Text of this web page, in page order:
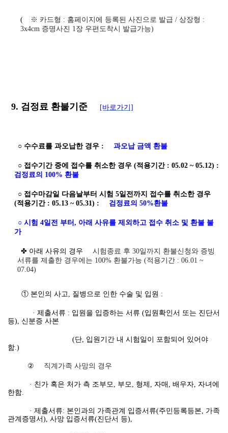
( ※ 카드형 : 홈페이지에 등록된 사진으로 발급/상장형 :
3x4cm 증명사진 1장 우편도착시 발급가능)
9. 검정료 환불기준 [바로가기]
○ 수수료를 과오납한 경우 : 과오납 금액 환불
○ 접수기간 중에 접수를 취소한 경우 (적용기간 : 05.02 ~ 05.12) :
검정료의 100% 환불
○ 접수마감일 다음날부터 시험 5일전까지 접수를 취소한 경우
(적용기간 : 05.13 ~ 05.31) :
검정료의 50%환불
○ 시험 4일전 부터, 아래 사유를 제외하고 접수 취소 및 환불 불
가
✤ 아래 사유의 경우
시험종료 후 30일까지 환불신청와 증빙
서류를 제출한 경우에는 100% 환불가능 (적용기간 : 06.01 ~
07.04)
① 본인의 사고, 질병으로 인한 수술 및 입원 :
· 제출서류 : 입원을 입증하는 서류 (입원확인서 또는 진단서
등), 신분증 사본
(단, 입원기간 내 시험일이 포함되어 있어야
함.)
② 직계가족 사망의 경우
· 친가 혹은 처가 측 조부모, 부모, 형제, 자매, 배우자, 자녀에
한함.
· 제출서류: 본인과의 가족관계 입증서류(주민등록등본, 가족
관계증명서), 사망 입증서류(진단서 등),